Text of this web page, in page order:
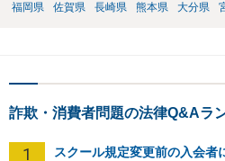
福岡県
佐賀県 長崎県 熊本県 大分県
詐欺・消費者問題の法律Q&Aラ
1 スクール規定変更前の入会者